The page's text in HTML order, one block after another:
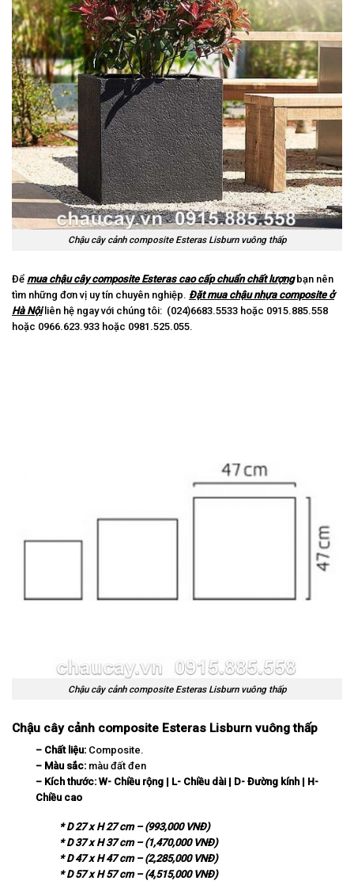
Chậu cây cảnh composite Esteras Lisburn vuông thấp
Để mua chậu cây composite Esteras cao cấp chuẩn chất lượngbạn nên
tìm những đơn vị uy tín chuyên nghiệp. Đặt mua chậu nhựa composite ở
Hà Nộiliên hệ ngay với chúng tôi: (024)6683.5533 hoặc 0915.885.558
hoặc 0966.623.933 hoặc 0981.525.055.
Chậu cây cảnh composite Esteras Lisburn vuông thấp
Chậu cây cảnh composite Esteras Lisburn vuông thấp
– Chất liệu: Composite.
– Màu sắc: màu đất đen
– Kích thước: W- Chiều rộng | L- Chiều d ài | D- Đường kính | H-
Chiều cao
* D 27 x H 27 cm – (993,000 VNĐ)
* D 37 x H 37 cm – (1,470,000 VNĐ)
* D 47 x H 47 cm – (2,285,000 VNĐ)
* D 57 x H 57 cm – (4,515,000 VNĐ)